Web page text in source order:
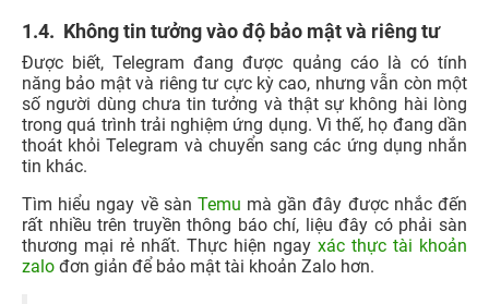
1.4. Không tin tưởng vào độ bảo mật và riêng tư
Được biết, Telegram đang được quảng cáo là có tính
năng bảo mật và riêng tư cực kỳ cao, nhưng vẫn còn một
số người dùng chưa tin tưởng và thật sự không hài lòng
trong quá trình trải nghiệm ứng dụng. Vì thế, họ đang dần
thoát khỏi Telegram và chuyển sang các ứng dụng nhắn
tin khác.
Tìm hiểu ngay về sàn Temu mà gần đây được nhắc đến
rất nhiều trên truyền thông báo chí, liệu đây có phải sàn
thương mại rẻ nhất. Thực hiện ngay xác thực tài khoản
zalo đơn giản để bảo mật tài khoản Zalo hơn.